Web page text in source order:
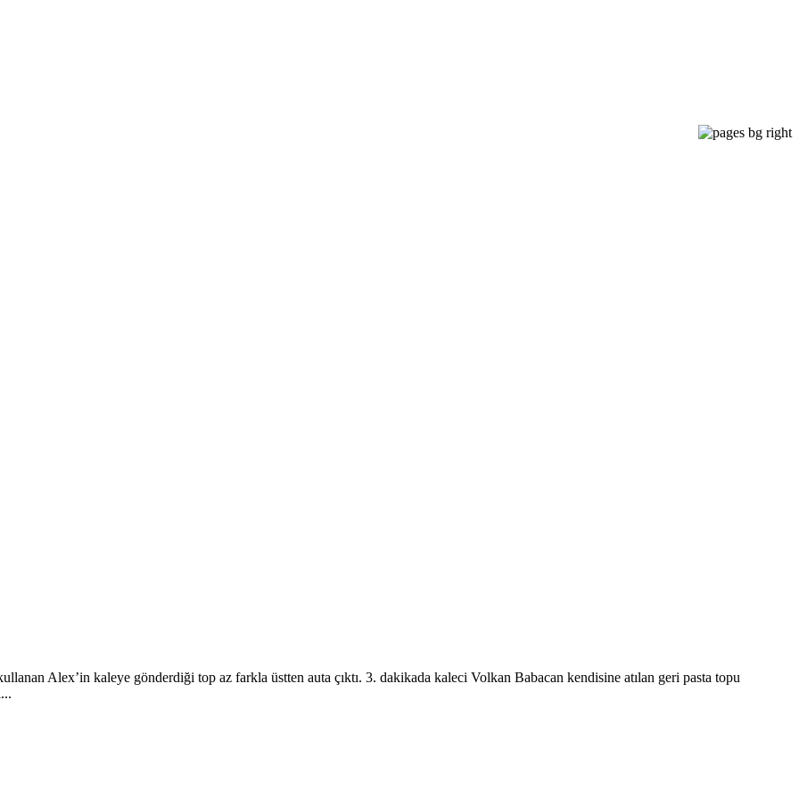
Alex’in kaleye gönderdiği top az farkla üstten auta çıktı. 3. dakikada kaleci Volkan Babacan kendisine atılan geri pasta topu